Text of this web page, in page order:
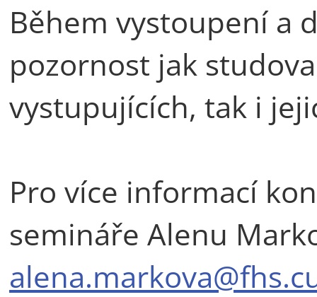
Během vystoupení a
pozornost jak
vystupujících, tak i
Pro více informací
semináře Alenu